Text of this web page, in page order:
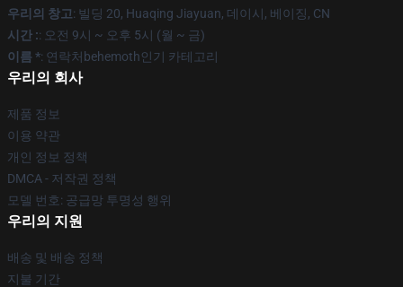
우리의 창고: 빌딩 20, Huaqing Jiayuan, 데이시, 베이징, CN
시간 :: 오전 9시 ~ 오후 5시 (월 ~ 금)
이름 *: 연락처behemoth인기 카테고리
우리의 회사
제품 정보
이용 약관
개인 정보 정책
DMCA - 저작권 정책
모델 번호: 공급망 투명성 행위
우리의 지원
배송 및 배송 정책
지불 기간